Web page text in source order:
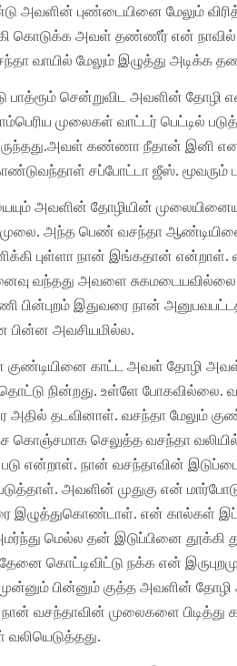
அவளின் புண்டையினை மேலும்
கொடுக்க அவள் தண்ணீர் என் நாவில்
மேலும் இழுத்து அடிக்க
பாத்ரூம் சென்றுவிட அவளின் தோழி
முலைகள் வாட்டர் பெட்டில்
கண்ணா நீதான் இனி
சப்போட்டா ஜீஸ். மூவரும்
அவளின் தோழியின்
முலை. அந்த பெண் வசந்தா
புள்ளா நான் இங்கதான் என்றாள்.
வந்தது அவளை சுகமடையவில்லை
இதுவரை நான்
பின்ன அவசியமில்ல.
குண்டியினை காட்ட அவள் தோழி
நின்றது. உள்ளே போகவில்லை.
தடவினாள். வசந்தா மேலும்
செலுத்த வசந்தா வலியில்
என்றாள். நான் வசந்தாவின்
அவளின் முதுகு என் மார்போடு
இழுத்துகொண்டாள். என் கால்கள்
மெல்ல தன் இடுப்பினை தூக்கி
கொட்டிவிட்டு நக்க என்
பின்னும் குத்த அவளின்
வசந்தாவின் முலைகளை பிடித்து